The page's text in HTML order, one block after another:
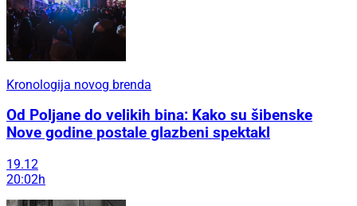
Kronologija novog brenda
Od Poljane do velikih bina: Kako su šibenske
Nove godine postale glazbeni spektakl
19.12
20:02h